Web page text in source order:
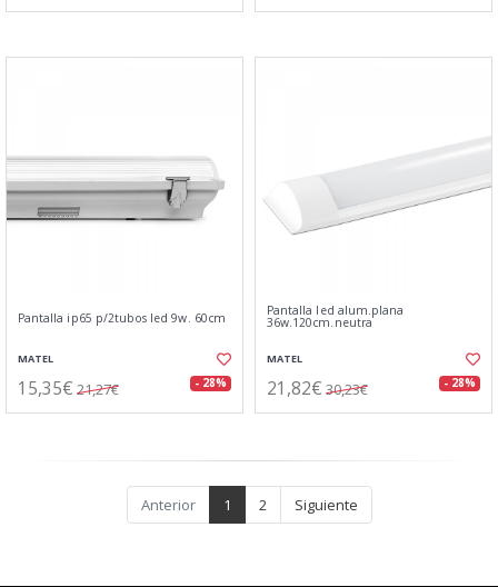
Pantalla ip65 p/2tubos led 9w. 60cm
MATEL
15,35€ 21,27€ - 28%
Pantalla led alum.plana
36w.120cm.neutra
MATEL
21,82€ 30,23€ - 28%
Anterior 1 2 Siguiente